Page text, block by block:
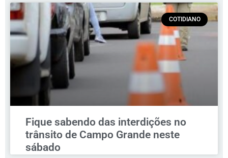
COTIDIANO
Fique sabendo das interdições no
trânsito de Campo Grande neste
sábado